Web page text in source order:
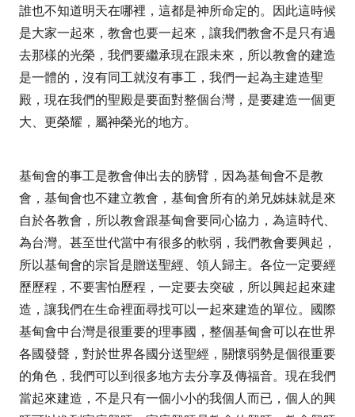
誰也不知道明天在哪裡，這都是神所命定的。因此這時候
是大家一起來，教會也要一起來，讓我們教會不是只有過
去那樣的光榮，我們要繼承現在跟未來，所以教會的建造
是一體的，沒有同工就沒有事工，我們一起為主建造聖
殿，現在我們的聖殿是要面對整個台灣，是要建造一個更
大、更榮耀，屬神榮光的地方。
基甸會的事工是教會伸出去的膀臂，因為基甸會不是教
會，基甸會也不建立教會，基甸會所有的弟兄姊妹就是來
自於各教會，所以教會跟基甸會要同心協力，為這時代、
為台灣。甚至世代當中有很多的軟弱，我們教會要興起，
所以基甸會的宗旨是贈送聖經、領人歸主。各位一定要經
歷歷程，不要害怕歷程，一定要去突破，所以興起起來建
造，讓我們在生命裡面尋找可以一起來建造的單位。國際
基甸會中台灣是很重要的理事國，整個基甸會可以在世界
各國發聲，對於世界各國分送聖經，關懷弱勢是個很重要
的角色，我們可以到很多地方去分享及傳福音。現在我們
當起來建造，不是只有一個小小的我個人而已，個人的興